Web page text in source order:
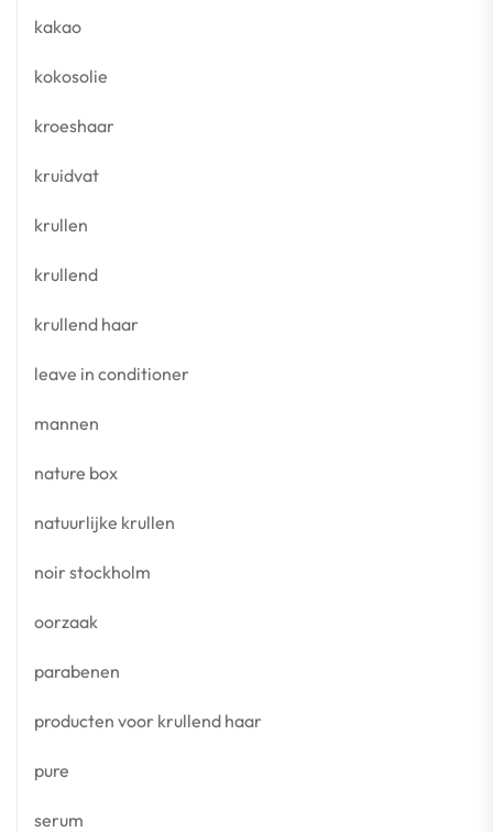
kakao
kokosolie
kroeshaar
kruidvat
krullen
krullend
krullend haar
leave in conditioner
mannen
nature box
natuurlijke krullen
noir stockholm
oorzaak
parabenen
producten voor krullend haar
pure
serum